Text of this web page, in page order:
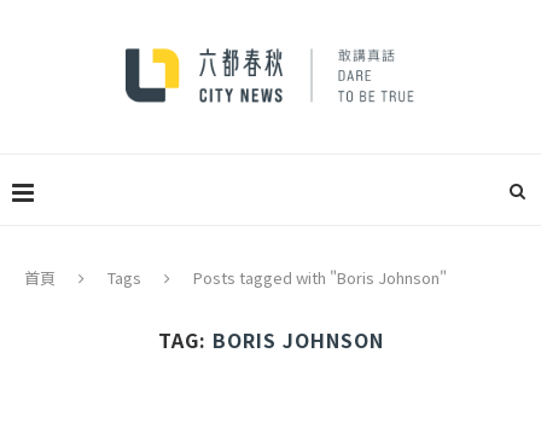
首頁 Tags Posts tagged with "Boris Johnson"
TAG: BORIS JOHNSON